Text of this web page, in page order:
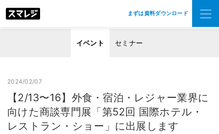
まずは資料ダウンロード
イベント セミナー
2024/02/07
【2/13〜16】外食・宿泊・レジャー業界に
向けた商談専門展「第52回 国際ホテル・
レストラン・ショー」に出展します